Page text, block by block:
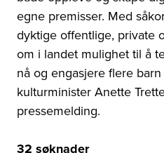
egne premisser. Med
dyktige offentlige, private
om i landet mulighet til å
nå og engasjere flere
kulturminister Anette
pressemelding.
32 søknader